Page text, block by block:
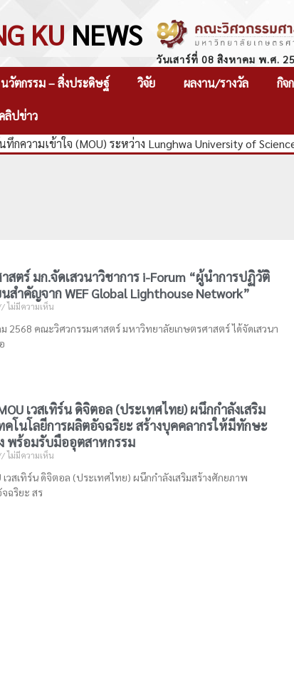
KU NEWS
วันเสาร์ที่ 08 สิงหาคม พ.ศ.
นวัตกรรม – สิ่งประดิษฐ์ วิจัย ผลงาน/รางวัล กิจ
ลิปข่าว
ามเข้าใจ (MOU) ระหว่าง Lunghwa University of
สตร์ มก.จัดเสวนาวิชาการ i-Forum “ผู้นําการปฏิวัติ
สําคัญจาก WEF Global Lighthouse Network”
ไม่มีความเห็น
2568 คณะวิศวกรรมศาสตร์ มหาวิทยาลัยเกษตรศาสตร์ ได้จัดเสวนา
เวสเทิร์น ดิจิตอล (ประเทศไทย) ผนึกกำลังเสริม
คโนโลยีการผลิตอัจฉริยะ สร้างบุคคลากรให้มีทักษะ
พร้อมรับมืออุตสาหกรรม
ไม่มีความเห็น
วสเทิร์น ดิจิตอล (ประเทศไทย) ผนึกกำลังเสริมสร้างศักยภาพ
ฉริยะ สร